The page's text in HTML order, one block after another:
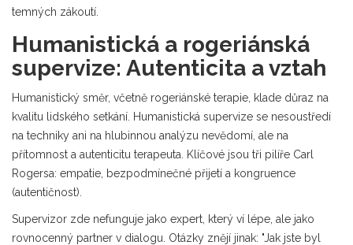
temných zákoutí.
Humanistická a rogeriánská
supervize: Autenticita a vztah
Humanistický směr, včetně rogeriánské terapie, klade důraz na
kvalitu lidského setkání. Humanistická supervize se nesoustředí
na techniky ani na hlubinnou analýzu nevědomí, ale na
přítomnost a autenticitu terapeuta. Klíčové jsou tři pilíře Carl
Rogersa: empatie, bezpodmínečné přijetí a kongruence
(autentičnost).
Supervizor zde nefunguje jako expert, který ví lépe, ale jako
rovnocenný partner v dialogu. Otázky znějí jinak: "Jak jste byl